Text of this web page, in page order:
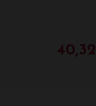
40,32